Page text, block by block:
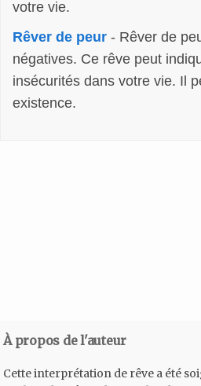
votre vie.
Rêver de peur - Rêver de
négatives. Ce rêve peut
insécurités dans votre vie. Il
existence.
À propos de l'auteur
Cette interprétation de rêve a été